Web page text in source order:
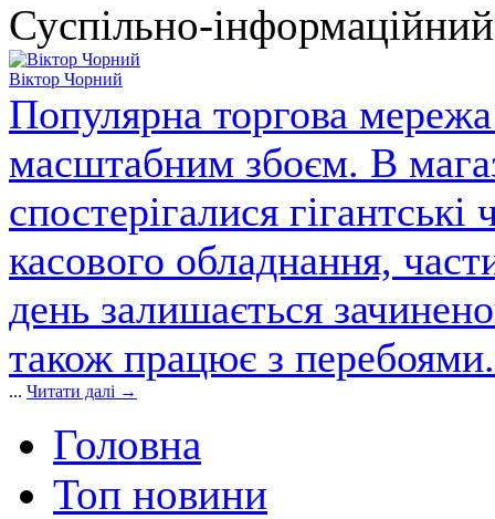
Суспільно-
Віктор Чорний
Популярна торгова
масштабним збоєм. В
спостерігалися
касового обладнання,
день залишається
також працює з
... Читати далі →
Головна
Топ новини